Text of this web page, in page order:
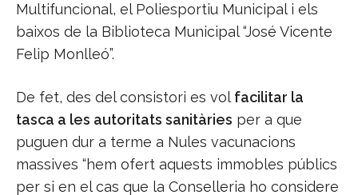
Multifuncional, el Poliesportiu Municipal i els
baixos de la Biblioteca Municipal “José Vicente
Felip Monlleó”.
De fet, des del consistori es vol facilitar la
tasca a les autoritats sanitàries per a que
puguen dur a terme a Nules vacunacions
massives “hem ofert aquests immobles públics
per si en el cas que la Conselleria ho considere